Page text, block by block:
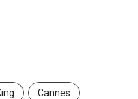
Cannes